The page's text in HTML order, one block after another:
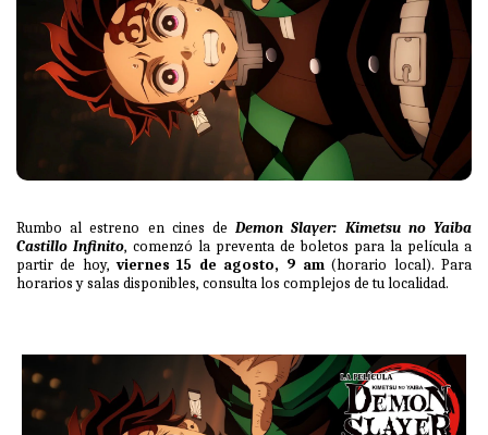
Rumbo al estreno en cines deDemon Slayer: Kimetsu no Yaiba
Castillo Infinito, comenzó la preventa de boletos para la película a
partir de hoy, viernes 15 de agosto, 9 am(horario local). Para
horarios y salas disponibles, consulta los complejos de tu localidad.